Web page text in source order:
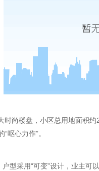
尚楼盘，小区总用地面积
呕心力作”。
型采用“可变”设计，业主